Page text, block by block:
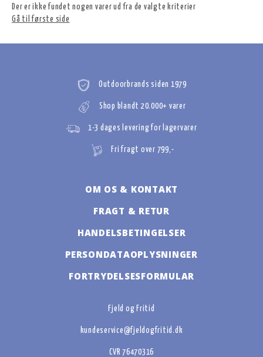
Der er ikke fundet nogen varer ud fra de valgte kriterier
Gå til første side
Outdoorbrands siden 1979
Shop blandt 20.000+ varer
1-3 dages levering for lagervarer
Fri fragt over 799,-
OM OS & KONTAKT
FRAGT & RETUR
HANDELSBETINGELSER
PERSONDATAOPLYSNINGER
FORTRYDELSESFORMULAR
Fjeld og Fritid
kundeservice@fjeldogfritid.dk
CVR 76470316